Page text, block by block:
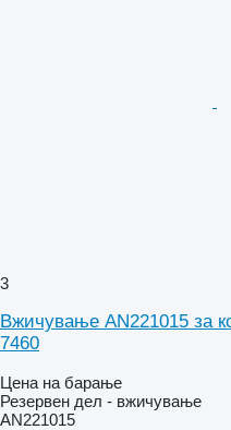
3
Вжичување AN221015 за
7460
Цена на барање
Резервен дел - вжичување
AN221015